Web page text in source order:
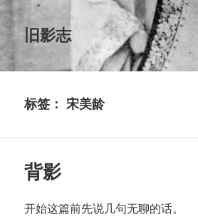
旧影志
标签：宋美龄
背影
开始这篇前先说几句无聊的话。